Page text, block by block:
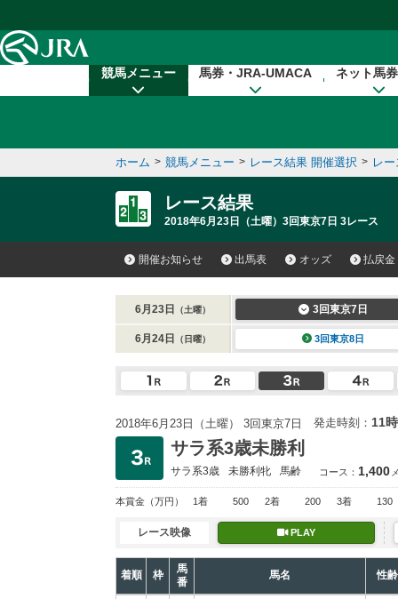
競馬メニュー 馬券・JRA-UMACA ネット馬
ホーム > 競馬メニュー > レース結果 開催選択 > レ
レース結果
2018年6月23日（土曜）3回東京7日 3レース
開催お知らせ 出馬表 オッズ 払戻金
6月23日 （土曜） 3回東京7日
6月24日 （日曜） 3回東京8日
2018年6月23日（土曜） 3回東京7日 発走時刻： 11
サラ系3歳未勝利
サラ系3歳 未勝利牝 馬齢 コース： 1,400
本賞金 （万円） 1着 500 2着 200 3着 130
レース映像 PLAY
着順 枠
馬
番
馬名 性齢